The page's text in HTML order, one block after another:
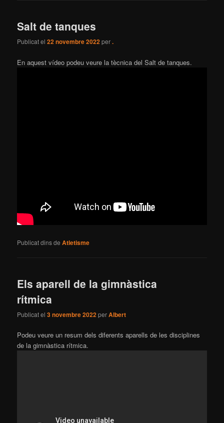
Salt de tanques
Publicat el22 novembre 2022per.
En aquest vídeo podeu veure la tècnica del Salt de tanques.
Publicat dins de Atletisme
Els aparell de la gimnàstica
rítmica
Publicat el3 novembre 2022perAlbert
Podeu veure un resum dels diferents aparells de les disciplines
de la gimnàstica rítmica.